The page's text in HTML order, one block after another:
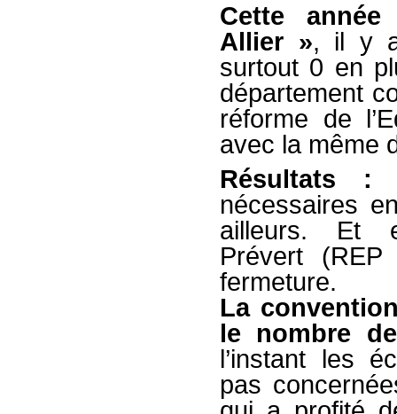
Cette
Allier », il y
surtout 0 en
département
réforme de
avec la même
Résultats :
nécessaires
ailleurs. Et
Prévert
fermeture.
La
le nombre
l’instant les
pas